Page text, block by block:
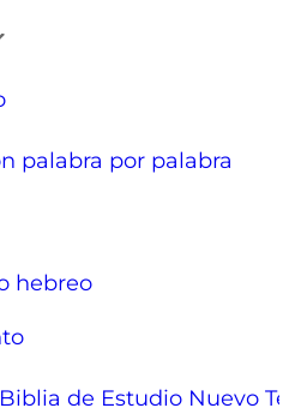
palabra por palabra
hebreo
de Estudio Nuevo